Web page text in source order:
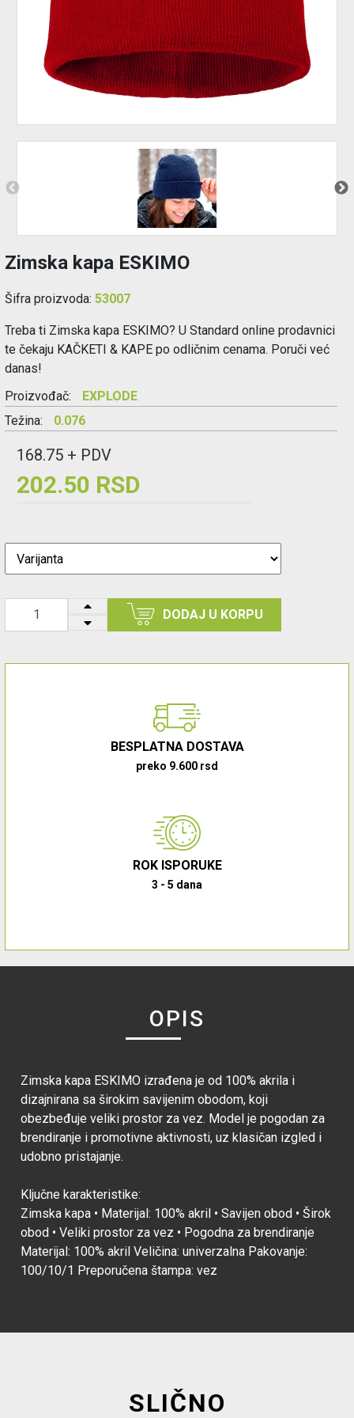
Održavanje
Akcija
Prijava
korisnika
Registracija
Zimska kapa ESKIMO
Šifra proizvoda: 53007
Treba ti Zimska kapa ESKIMO? U Standard online prodavnici
te čekaju KAČKETI & KAPE po odličnim cenama. Poruči već
danas!
Proizvođač:
EXPLODE
Težina:
0.076
168.75 + PDV
202.50 RSD
DODAJ U KORPU
BESPLATNA DOSTAVA
preko 9.600 rsd
ROK ISPORUKE
3 - 5 dana
OPIS
Zimska kapa ESKIMO izrađena je od 100% akrila i
dizajnirana sa širokim savijenim obodom, koji
obezbeđuje veliki prostor za vez. Model je pogodan za
brendiranje i promotivne aktivnosti, uz klasičan izgled i
udobno pristajanje.
Ključne karakteristike:
Zimska kapa • Materijal: 100% akril • Savijen obod • Širok
obod • Veliki prostor za vez • Pogodna za brendiranje
Materijal: 100% akril Veličina: univerzalna Pakovanje:
100/10/1 Preporučena štampa: vez
SLIČNO